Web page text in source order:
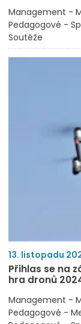
Management -
Pedagogové -
Soutěže
13. listopadu
Přihlas se na
hra dronů
Management -
Pedagogové -